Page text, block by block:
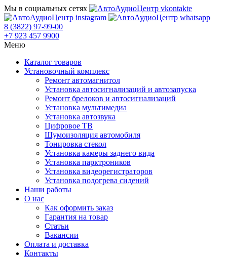
Мы в социальных сетях
8 (3822) 97-99-00
+7 923 457 9900
Меню
Каталог товаров
Установочный комплекс
Ремонт автомагнитол
Установка автосигнализаций и автозапуска
Ремонт брелоков и автосигнализаций
Установка мультимедиа
Установка автозвука
Цифровое ТВ
Шумоизоляция автомобиля
Тонировка стекол
Установка камеры заднего вида
Установка парктроников
Установка видеорегистраторов
Установка подогрева сидений
Наши работы
О нас
Как оформить заказ
Гарантия на товар
Статьи
Вакансии
Оплата и доставка
Контакты